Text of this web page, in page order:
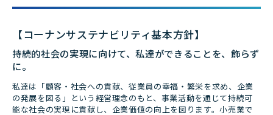
【コーナンサステナビリティ基本方針】
持続的社会の実現に向けて、私達ができることを、飾らず
に。
私達は「顧客・社会への貢献、従業員の幸福・繁栄を求め、企業
の発展を図る」という経営理念のもと、事業活動を通じて持続可
能な社会の実現に貢献し、企業価値の向上を図ります。小売業で